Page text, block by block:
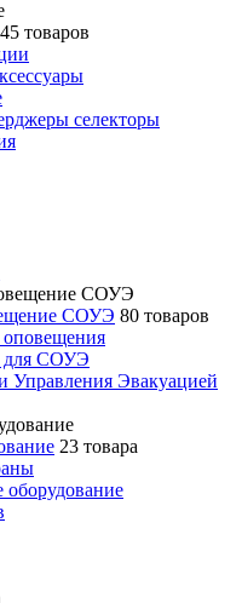
товаров
селекторы
СОУЭ 80 товаров
для СОУЭ
Эвакуацией
23 товара